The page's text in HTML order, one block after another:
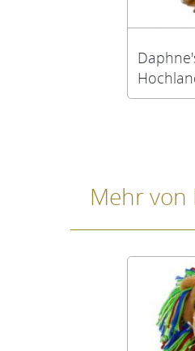
Mehr von